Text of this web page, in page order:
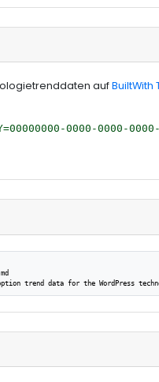
aufBuiltWith
0000-0000-0000-
trend data for the WordPress